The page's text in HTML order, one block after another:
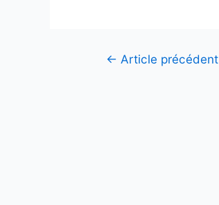
Navigation
← Article précédent